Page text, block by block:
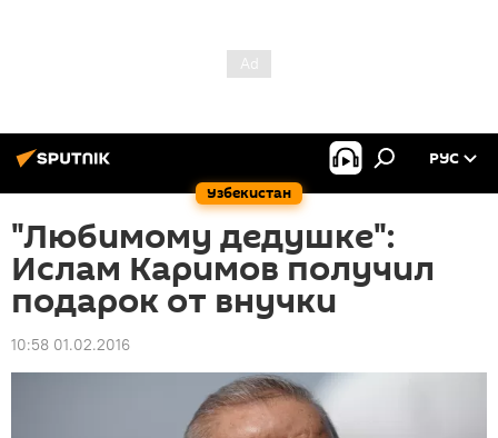
Узбекистан
РУС
"Любимому дедушке":
Ислам Каримов получил
подарок от внучки
10:58 01.02.2016